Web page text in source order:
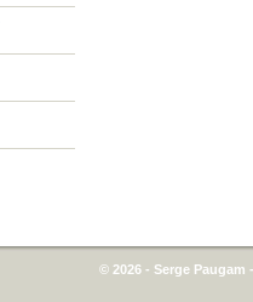
© 2026 - Serge